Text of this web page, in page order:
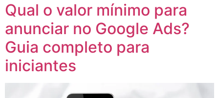
Qual o valor mínimo para
anunciar no Google Ads?
Guia completo para
iniciantes